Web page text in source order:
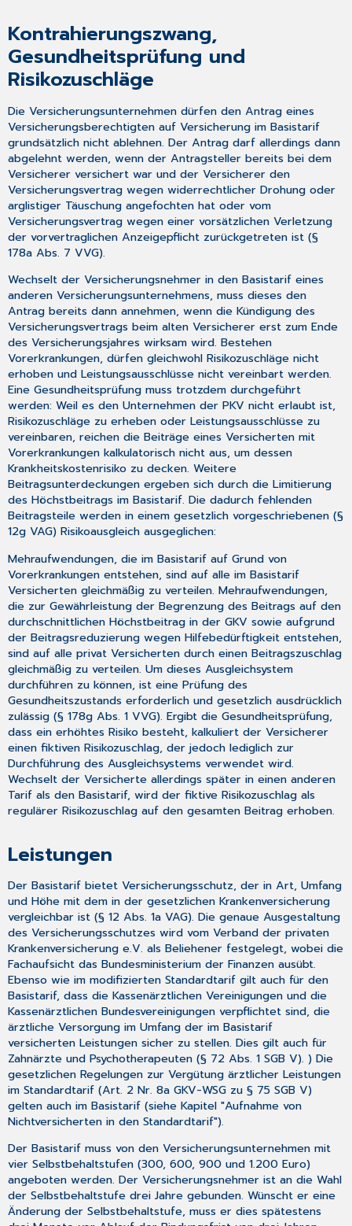
Kontrahierungszwang,
Gesundheitsprüfung und
Risikozuschläge
Die Versicherungsunternehmen dürfen den Antrag eines
Versicherungsberechtigten auf Versicherung im Basistarif
grundsätzlich nicht ablehnen. Der Antrag darf allerdings dann
abgelehnt werden, wenn der Antragsteller bereits bei dem
Versicherer versichert war und der Versicherer den
Versicherungsvertrag wegen widerrechtlicher Drohung oder
arglistiger Täuschung angefochten hat oder vom
Versicherungsvertrag wegen einer vorsätzlichen Verletzung
der vorvertraglichen Anzeigepflicht zurückgetreten ist (§
178a Abs. 7 VVG).
Wechselt der Versicherungsnehmer in den Basistarif eines
anderen Versicherungsunternehmens, muss dieses den
Antrag bereits dann annehmen, wenn die Kündigung des
Versicherungsvertrags beim alten Versicherer erst zum Ende
des Versicherungsjahres wirksam wird. Bestehen
Vorerkrankungen, dürfen gleichwohl Risikozuschläge nicht
erhoben und Leistungsausschlüsse nicht vereinbart werden.
Eine Gesundheitsprüfung muss trotzdem durchgeführt
werden: Weil es den Unternehmen der PKV nicht erlaubt ist,
Risikozuschläge zu erheben oder Leistungsausschlüsse zu
vereinbaren, reichen die Beiträge eines Versicherten mit
Vorerkrankungen kalkulatorisch nicht aus, um dessen
Krankheitskostenrisiko zu decken. Weitere
Beitragsunterdeckungen ergeben sich durch die Limitierung
des Höchstbeitrags im Basistarif. Die dadurch fehlenden
Beitragsteile werden in einem gesetzlich vorgeschriebenen (§
12g VAG) Risikoausgleich ausgeglichen:
Mehraufwendungen, die im Basistarif auf Grund von
Vorerkrankungen entstehen, sind auf alle im Basistarif
Versicherten gleichmäßig zu verteilen. Mehraufwendungen,
die zur Gewährleistung der Begrenzung des Beitrags auf den
durchschnittlichen Höchstbeitrag in der GKV sowie aufgrund
der Beitragsreduzierung wegen Hilfebedürftigkeit entstehen,
sind auf alle privat Versicherten durch einen Beitragszuschlag
gleichmäßig zu verteilen. Um dieses Ausgleichsystem
durchführen zu können, ist eine Prüfung des
Gesundheitszustands erforderlich und gesetzlich ausdrücklich
zulässig (§ 178g Abs. 1 VVG). Ergibt die Gesundheitsprüfung,
dass ein erhöhtes Risiko besteht, kalkuliert der Versicherer
einen fiktiven Risikozuschlag, der jedoch lediglich zur
Durchführung des Ausgleichsystems verwendet wird.
Wechselt der Versicherte allerdings später in einen anderen
Tarif als den Basistarif, wird der fiktive Risikozuschlag als
regulärer Risikozuschlag auf den gesamten Beitrag erhoben.
Leistungen
Der Basistarif bietet Versicherungsschutz, der in Art, Umfang
und Höhe mit dem in der gesetzlichen Krankenversicherung
vergleichbar ist (§ 12 Abs. 1a VAG). Die genaue Ausgestaltung
des Versicherungsschutzes wird vom Verband der privaten
Krankenversicherung e.V. als Beliehener festgelegt, wobei die
Fachaufsicht das Bundesministerium der Finanzen ausübt.
Ebenso wie im modifizierten Standardtarif gilt auch für den
Basistarif, dass die Kassenärztlichen Vereinigungen und die
Kassenärztlichen Bundesvereinigungen verpflichtet sind, die
ärztliche Versorgung im Umfang der im Basistarif
versicherten Leistungen sicher zu stellen. Dies gilt auch für
Zahnärzte und Psychotherapeuten (§ 72 Abs. 1 SGB V). ) Die
gesetzlichen Regelungen zur Vergütung ärztlicher Leistungen
im Standardtarif (Art. 2 Nr. 8a GKV-WSG zu § 75 SGB V)
gelten auch im Basistarif (siehe Kapitel "Aufnahme von
Nichtversicherten in den Standardtarif").
Der Basistarif muss von den Versicherungsunternehmen mit
vier Selbstbehaltstufen (300, 600, 900 und 1.200 Euro)
angeboten werden. Der Versicherungsnehmer ist an die Wahl
der Selbstbehaltstufe drei Jahre gebunden. Wünscht er eine
Änderung der Selbstbehaltstufe, muss er dies spätestens